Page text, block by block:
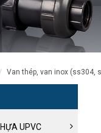
van thép, van inox
UPVC